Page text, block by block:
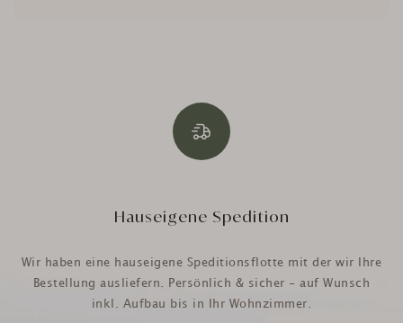
Hauseigene Spedition
Wir haben eine hauseigene Speditionsflotte mit der wir Ihre
Bestellung ausliefern. Persönlich & sicher - auf Wunsch
inkl. Aufbau bis in Ihr Wohnzimmer.